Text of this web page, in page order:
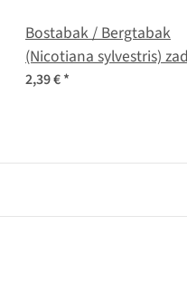
Bostabak / Bergtabak
(Nicotiana sylvestris)
2,39 €*